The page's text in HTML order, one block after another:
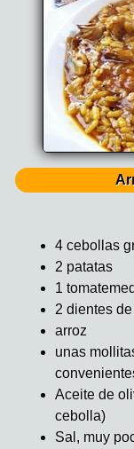
4 cebollas
2 patatas
1
2 dientes
arroz
unas
Aceite de
cebolla)
Sal, muy